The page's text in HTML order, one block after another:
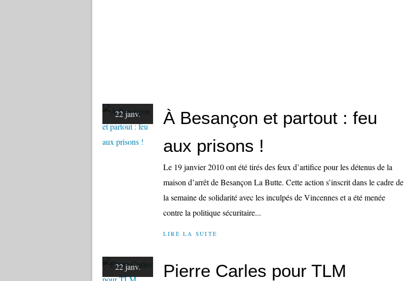
22 janv.
À Besançon et partout : feu
aux prisons !
Le 19 janvier 2010 ont été tirés des feux d’artifice pour les détenus de la
maison d’arrêt de Besançon La Butte. Cette action s’inscrit dans le cadre de
la semaine de solidarité avec les inculpés de Vincennes et a été menée
contre la politique sécuritaire...
LIRE LA SUITE
22 janv. Pierre Carles pour TLM